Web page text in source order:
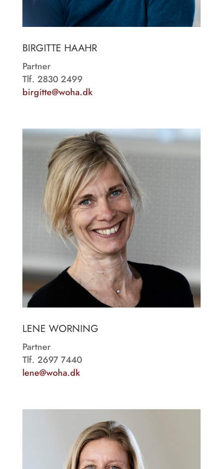
BIRGITTE HAAHR
Partner
Tlf. 2830 2499
birgitte@woha.dk
LENE WORNING
Partner
Tlf. 2697 7440
lene@woha.dk